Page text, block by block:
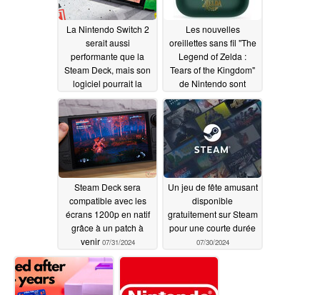
08/10/2024
La Nintendo Switch 2
serait aussi
performante que la
Steam Deck, mais son
logiciel pourrait la
retarder08/09/2024
Les nouvelles
oreillettes sans fil "The
Legend of Zelda :
Tears of the Kingdom"
de Nintendo sont
disponibles en blanc et
en vert et coûtent 34,99
€08/03/2024
Steam Deck sera
compatible avec les
écrans 1200p en natif
grâce à un patch à
venir 07/31/2024
Un jeu de fête amusant
disponible
gratuitement sur Steam
pour une courte durée
07/30/2024